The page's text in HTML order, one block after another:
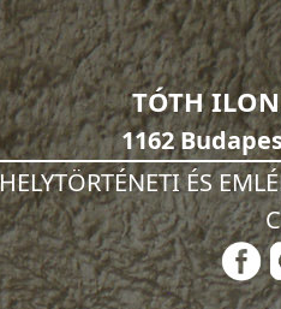
TÓTH
1162
ÉS